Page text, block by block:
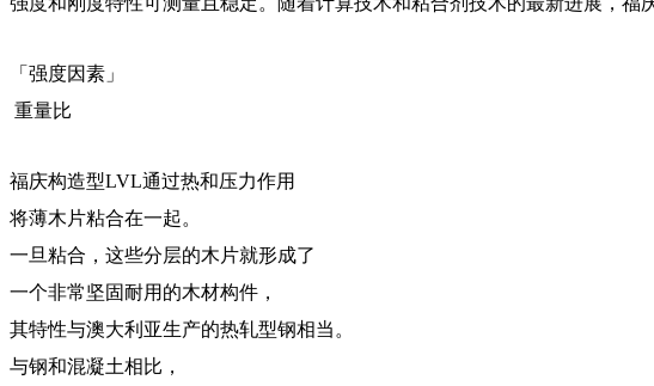
「强度因素」
重量比
福庆构造型LVL通过热和压力作用
将薄木片粘合在一起。
一旦粘合，这些分层的木片就形成了
一个非常坚固耐用的木材构件，
其特性与澳大利亚生产的热轧型钢相当。
与钢和混凝土相比，